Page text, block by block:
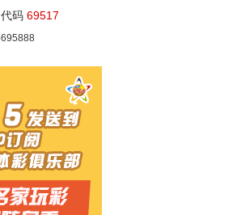
代码 69517